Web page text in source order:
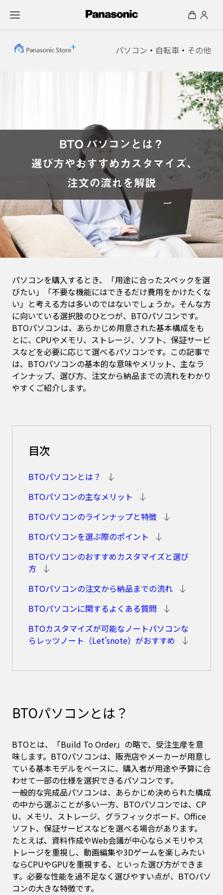
パソコン ・ 自転車 ・ その他
パソコンを購入するとき、「用途に合ったスペックを選
びたい」「不要な機能にはできるだけ費用をかけたくな
い」と考える方は多いのではないでしょうか。そんな方
に向いている選択肢のひとつが、BTOパソコンです。
BTOパソコンは、あらかじめ用意された基本構成をも
とに、CPUやメモリ、ストレージ、ソフト、保証サービ
スなどを必要に応じて選べるパソコンです。この記事で
は、BTOパソコンの基本的な意味やメリット、主なラ
インナップ、選び方、注文から納品までの流れをわかり
やすくご紹介します。
目次
BTOパソコンとは？
BTOパソコンの主なメリット
BTOパソコンのラインナップと特徴
BTOパソコンを選ぶ際のポイント
BTOパソコンのおすすめカスタマイズと選び
方
BTOパソコンの注文から納品までの流れ
BTOパソコンに関するよくある質問
BTOカスタマイズが可能なノートパソコンな
らレッツノート（Let’snote）がおすすめ
BTOパソコンとは？
BTOとは、「Build To Order」の略で、受注生産を意
味します。BTOパソコンは、販売店やメーカーが用意し
ている基本モデルをベースに、購入者が用途や予算に合
わせて一部の仕様を選択できるパソコンです。
一般的な完成品パソコンは、あらかじめ決められた構成
の中から選ぶことが多い一方、BTOパソコンでは、CP
U、メモリ、ストレージ、グラフィックボード、Office
ソフト、保証サービスなどを選べる場合があります。
たとえば、資料作成やWeb会議が中心ならメモリやス
トレージを重視し、動画編集や3Dゲームを楽しみたい
ならCPUやGPUを重視する、といった選び方ができま
す。必要な性能を過不足なく選びやすい点が、BTOパソ
コンの大きな特徴です。